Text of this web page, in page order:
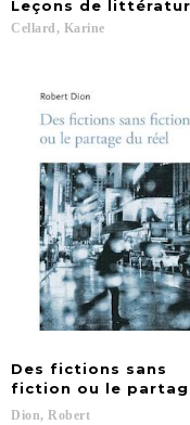
Leçons de
Cellard, Karine
Des fictions sans
fiction ou le
Dion, Robert